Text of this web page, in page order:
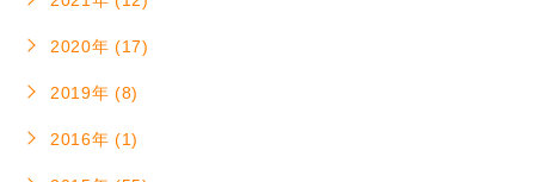
2020年 (17)
2019年 (8)
2016年 (1)